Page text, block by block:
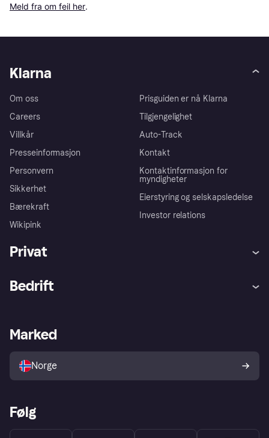
Meld fra om feil her.
Klarna
Om oss
Careers
Villkår
Presseinformasjon
Personvern
Sikkerhet
Bærekraft
Wikipink
Prisguiden er nå Klarna
Tilgjengelighet
Auto-Track
Kontakt
Kontaktinformasjon for
myndigheter
Eierstyring og selskapsledelse
Investor relations
Privat
Utforsk butikker
Bedrift
Merchant portal
Marked
Norge
Følg